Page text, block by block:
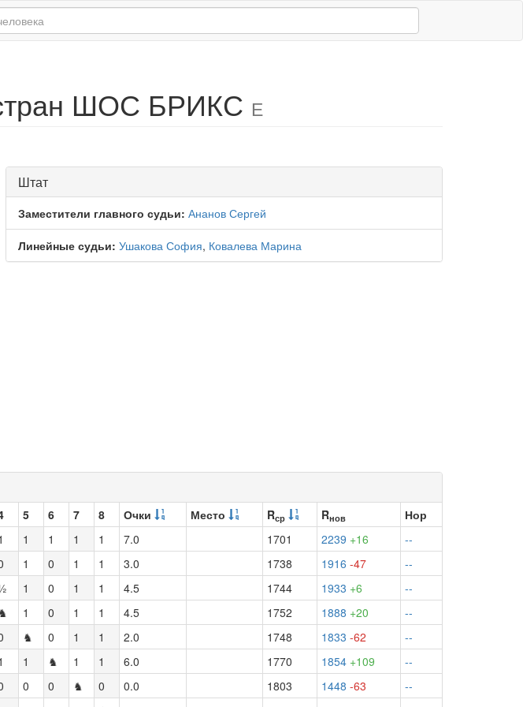
ШОС БРИКС Е
Штат
Заместители главного судьи: Ананов Сергей
Линейные судьи: Ушакова София, Ковалева Марина
5 6 7 8 Очки Место Rср Rнов
Нор
1 1 1 1 7.0 1701 2239 +16
--
1 0 1 1 3.0 1738 1916 -47
--
1 0 1 1 4.5 1744 1933 +6
--
♞ 1 0 1 1 4.5 1752 1888 +20
--
♞ 0 1 1 2.0 1748 1833 -62
--
1 ♞ 1 1 6.0 1770 1854 +109
--
0 0 ♞ 0 0.0 1803 1448 -63
--